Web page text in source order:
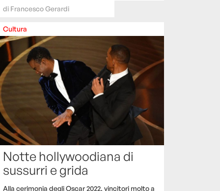
di Francesco Gerardi
Cultura
Notte hollywoodiana di
sussurri e grida
Alla cerimonia degli Oscar 2022, vincitori molto a